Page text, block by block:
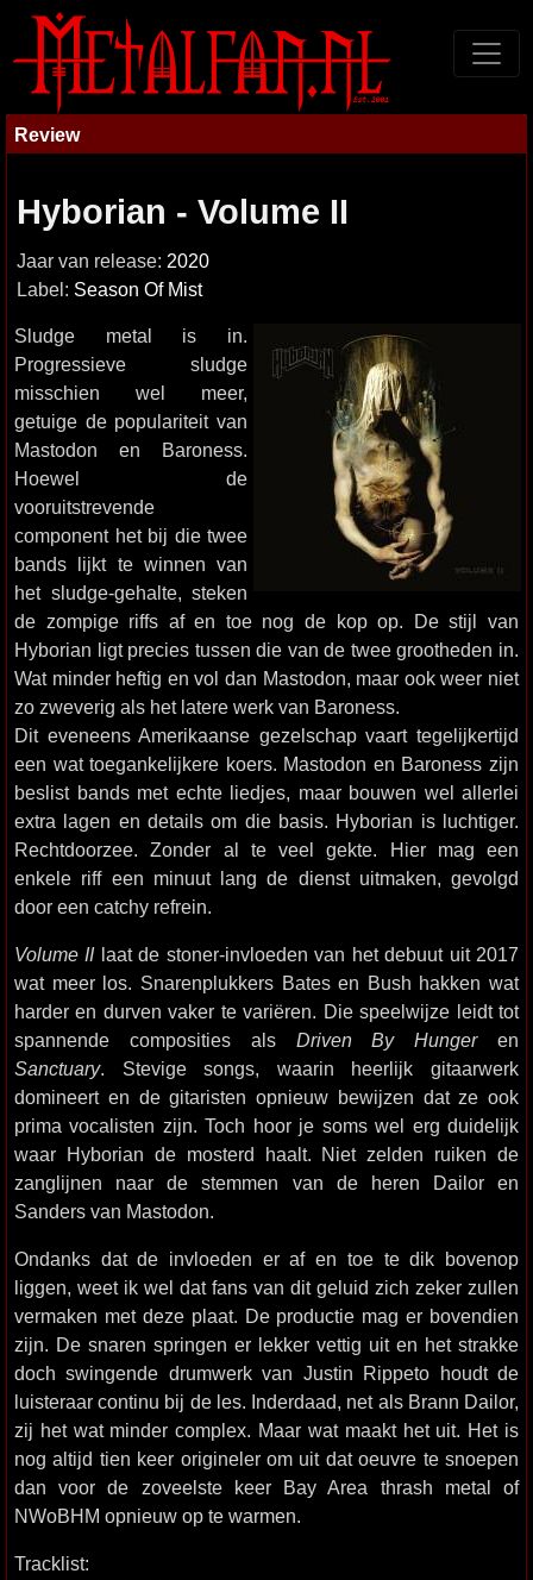
Review
Hyborian - Volume II
Jaar van release: 2020
Label: Season Of Mist
Sludge metal is in.
Progressieve sludge
misschien wel meer,
getuige de populariteit van
Mastodon en Baroness.
Hoewel de
vooruitstrevende
component het bij die twee
bands lijkt te winnen van
het sludge-gehalte, steken
de zompige riffs af en toe nog de kop op. De stijl van
Hyborian ligt precies tussen die van de twee grootheden in.
Wat minder heftig en vol dan Mastodon, maar ook weer niet
zo zweverig als het latere werk van Baroness.
Dit eveneens Amerikaanse gezelschap vaart tegelijkertijd
een wat toegankelijkere koers. Mastodon en Baroness zijn
beslist bands met echte liedjes, maar bouwen wel allerlei
extra lagen en details om die basis. Hyborian is luchtiger.
Rechtdoorzee. Zonder al te veel gekte. Hier mag een
enkele riff een minuut lang de dienst uitmaken, gevolgd
door een catchy refrein.
Volume IIlaat de stoner-invloeden van het debuut uit 2017
wat meer los. Snarenplukkers Bates en Bush hakken wat
harder en durven vaker te variëren. Die speelwijze leidt tot
spannende composities als Driven By Hungeren
Sanctuary. Stevige songs, waarin heerlijk gitaarwerk
domineert en de gitaristen opnieuw bewijzen dat ze ook
prima vocalisten zijn. Toch hoor je soms wel erg duidelijk
waar Hyborian de mosterd haalt. Niet zelden ruiken de
zanglijnen naar de stemmen van de heren Dailor en
Sanders van Mastodon.
Ondanks dat de invloeden er af en toe te dik bovenop
liggen, weet ik wel dat fans van dit geluid zich zeker zullen
vermaken met deze plaat. De productie mag er bovendien
zijn. De snaren springen er lekker vettig uit en het strakke
doch swingende drumwerk van Justin Rippeto houdt de
luisteraar continu bij de les. Inderdaad, net als Brann Dailor,
zij het wat minder complex. Maar wat maakt het uit. Het is
nog altijd tien keer origineler om uit dat oeuvre te snoepen
dan voor de zoveelste keer Bay Area thrash metal of
NWoBHM opnieuw op te warmen.
Tracklist: